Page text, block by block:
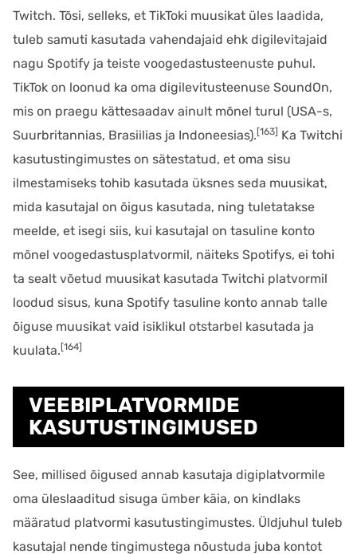
Twitch. Tõsi, selleks, et TikToki muusikat üles laadida,
tuleb samuti kasutada vahendajaid ehk digilevitajaid
nagu Spotify ja teiste voogedastusteenuste puhul.
TikTok on loonud ka oma digilevitusteenuse SoundOn,
mis on praegu kättesaadav ainult mõnel turul (USA-s,
Suurbritannias, Brasiilias ja Indoneesias). [163] Ka Twitchi
kasutustingimustes on sätestatud, et oma sisu
ilmestamiseks tohib kasutada üksnes seda muusikat,
mida kasutajal on õigus kasutada, ning tuletatakse
meelde, et isegi siis, kui kasutajal on tasuline konto
mõnel voogedastusplatvormil, näiteks Spotifys, ei tohi
ta sealt võetud muusikat kasutada Twitchi platvormil
loodud sisus, kuna Spotify tasuline konto annab talle
õiguse muusikat vaid isiklikul otstarbel kasutada ja
kuulata. [164]
VEEBIPLATVORMIDE
KASUTUSTINGIMUSED
See, millised õigused annab kasutaja digiplatvormile
oma üleslaaditud sisuga ümber käia, on kindlaks
määratud platvormi kasutustingimustes. Üldjuhul tuleb
kasutajal nende tingimustega nõustuda juba kontot